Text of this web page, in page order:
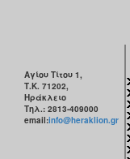
Αγίου Τίτου 1,
Τ.Κ. 71202,
Ηράκλειο
Τηλ.: 2813-409000
email:info@heraklion.gr